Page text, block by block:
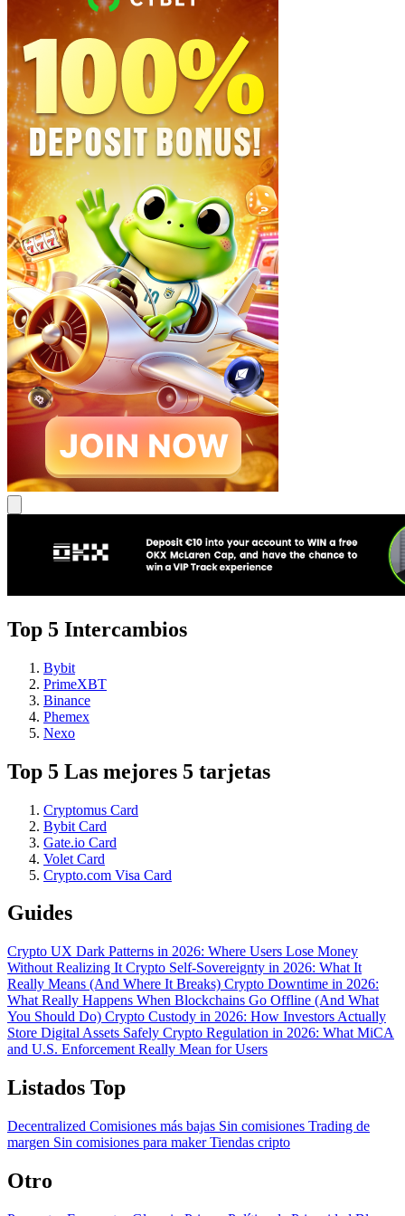
Top 5 Intercambios
Bybit
PrimeXBT
Binance
Phemex
Nexo
Top 5 Las mejores 5 tarjetas
Cryptomus Card
Bybit Card
Gate.io Card
Volet Card
Crypto.com Visa Card
Guides
Crypto UX Dark Patterns in 2026: Where Users Lose Money
Without Realizing It Crypto Self-Sovereignty in 2026: What It
Really Means (And Where It Breaks) Crypto Downtime in 2026:
What Really Happens When Blockchains Go Offline (And What
You Should Do) Crypto Custody in 2026: How Investors Actually
Store Digital Assets Safely Crypto Regulation in 2026: What MiCA
and U.S. Enforcement Really Mean for Users
Listados Top
Decentralized Comisiones más bajas Sin comisiones Trading de
margen Sin comisiones para makerTiendas cripto
Otro